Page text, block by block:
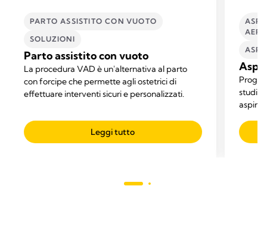
PARTO ASSISTITO CON VUOTO
SOLUZIONI
Parto assistito con vuoto
La procedura VAD è un'alternativa al parto
con forcipe che permette agli ostetrici di
effettuare interventi sicuri e personalizzati.
Leggi tutto
studi